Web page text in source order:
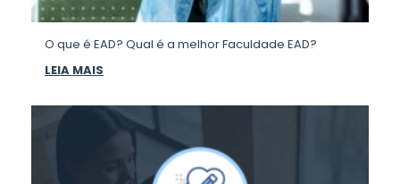
O que é EAD? Qual é a melhor Faculdade EAD?
LEIA MAIS